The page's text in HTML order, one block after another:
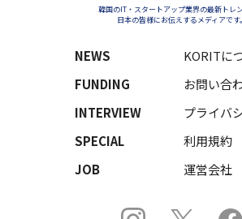
韓国のIT・スタートアップ業界の最新トレン
日本の皆様にお伝えするメディアです。
NEWS
FUNDING
INTERVIEW
SPECIAL
JOB
KORITに
お問い合
プライバ
利用規約
運営会社